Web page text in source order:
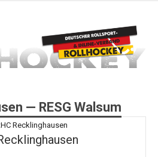
— RESG Walsum